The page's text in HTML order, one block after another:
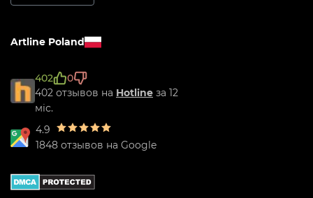
Artline Poland
402
0
402 отзывов на Hotline за 12
міс.
4.9
1848 отзывов на Google